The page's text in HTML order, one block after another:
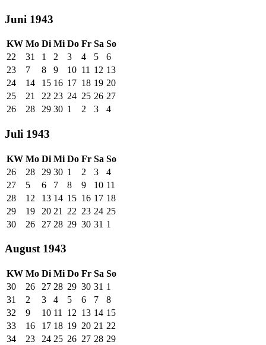
Juni 1943
KW Mo Di Mi Do Fr Sa So
22
31 1 2 3 4 5
6
23
7 8 9 10 11 12 13
24
14 15 16 17 18 19 20
25
21 22 23 24 25 26 27
26
28 29 30 1 2 3 4
Juli 1943
KW Mo Di Mi Do Fr Sa So
26
28 29 30 1 2 3
4
27
5 6 7 8 9 10 11
28
12 13 14 15 16 17 18
29
19 20 21 22 23 24 25
30
26 27 28 29 30 31 1
August 1943
KW Mo Di Mi Do Fr Sa So
30
26 27 28 29 30 31 1
31
2 3 4 5 6 7
8
32
9 10 11 12 13 14 15
33
16 17 18 19 20 21 22
34
23 24 25 26 27 28 29